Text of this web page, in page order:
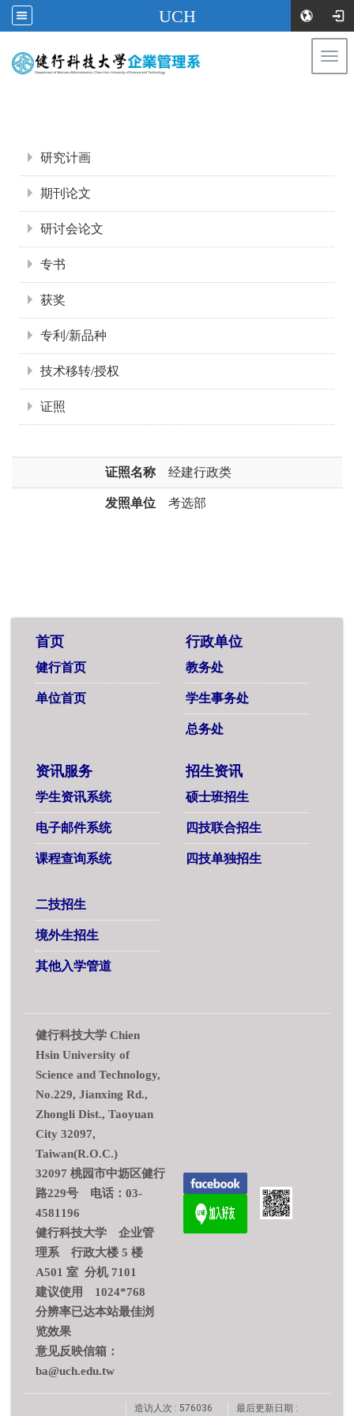
UCH
研究计画
期刊论文
研讨会论文
专书
获奖
专利/新品种
技术移转/授权
证照
证照名称 经建行政类
发照单位 考选部
首页
健行首页
单位首页
行政单位
教务处
学生事务处
总务处
资讯服务
学生资讯系统
电子邮件系统
课程查询系统
招生资讯
硕士班招生
四技联合招生
四技单独招生
二技招生
境外生招生
其他入学管道
健行科技大学 Chien
Hsin University of
Science and Technology,
No.229, Jianxing Rd.,
Zhongli Dist., Taoyuan
City 32097,
Taiwan(R.O.C.)
32097 桃园市中坜区健行
路229号 电话：03-
4581196
健行科技大学 企业管
理系 行政大楼 5 楼
A501 室 分机 7101
建议使用 1024*768
分辨率已达本站最佳浏
览效果
意见反映信箱：
ba@uch.edu.tw
造访人次 : 576036 最后更新日期 :